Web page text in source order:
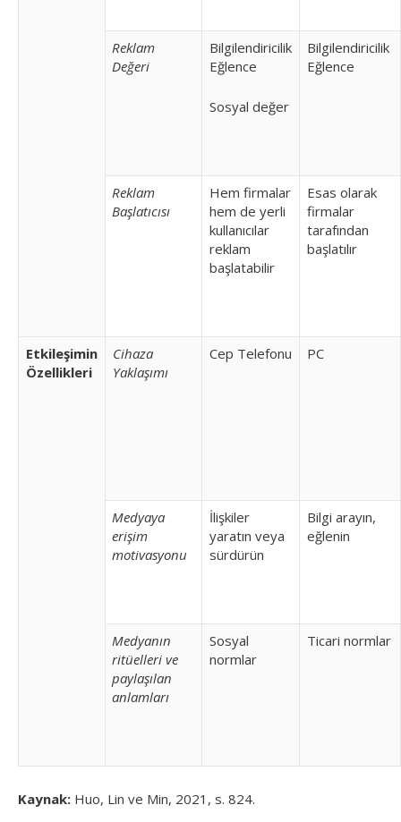
Reklam
Değeri
Bilgilendiricilik
Eğlence
Sosyal değer
Bilgilendiricilik
Eğlence
Reklam
Başlatıcısı
Hem firmalar
hem de yerli
kullanıcılar
reklam
başlatabilir
Esas olarak
firmalar
tarafından
başlatılır
Etkileşimin
Özellikleri
Cihaza
Yaklaşımı
Cep Telefonu PC
Medyaya
erişim
motivasyonu
İlişkiler
yaratın veya
sürdürün
Bilgi arayın,
eğlenin
Medyanın
ritüelleri ve
paylaşılan
anlamları
Sosyal
normlar
Ticari normlar
Kaynak: Huo, Lin ve Min, 2021, s. 824.